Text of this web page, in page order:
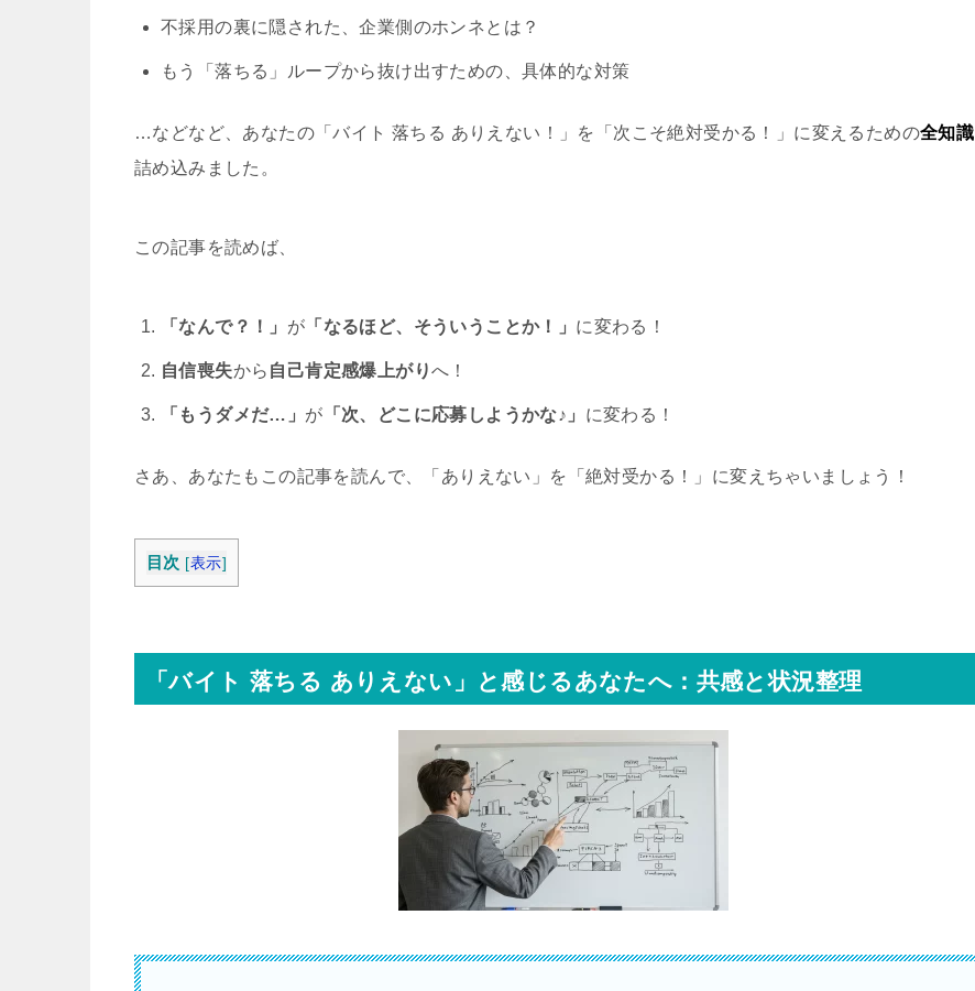
不採用の裏に隠された、企業側のホンネとは？
もう「落ちる」ループから抜け出すための、具体的な対策
…などなど、あなたの「バイト 落ちる ありえない！」を「次こそ絶対受かる！」に変えるための全知識
詰め込みました。
この記事を読めば、
「なんで？！」 が 「なるほど、そういうことか！」 に変わる！
自信喪失から 自己肯定感爆上がりへ！
「もうダメだ…」 が 「次、どこに応募しようかな♪」 に変わる！
さあ、あなたもこの記事を読んで、「ありえない」を「絶対受かる！」に変えちゃいましょう！
目次 [表示]
「バイト 落ちる ありえない」と感じるあなたへ：共感と状況整理